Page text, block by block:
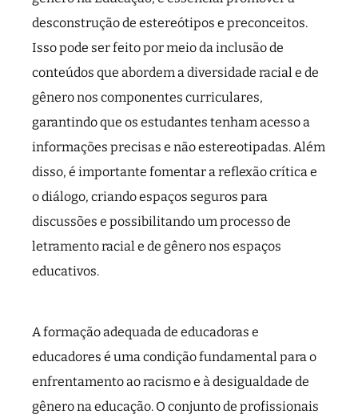
desconstrução de estereótipos e preconceitos.
Isso pode ser feito por meio da inclusão de
conteúdos que abordem a diversidade racial e de
gênero nos componentes curriculares,
garantindo que os estudantes tenham acesso a
informações precisas e não estereotipadas. Além
disso, é importante fomentar a reflexão crítica e
o diálogo, criando espaços seguros para
discussões e possibilitando um processo de
letramento racial e de gênero nos espaços
educativos.
A formação adequada de educadoras e
educadores é uma condição fundamental para o
enfrentamento ao racismo e à desigualdade de
gênero na educação. O conjunto de profissionais